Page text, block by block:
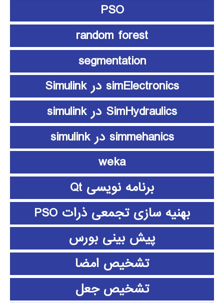
PSO
random forest
segmentation
simElectronics در Simulink
SimHydraulics در simulink
simmehanics در simulink
weka
برنامه نویسی Qt
بهنیه سازی تجمعی ذرات PSO
پیش بینی بورس
تشخیص امضا
تشخیص جعل